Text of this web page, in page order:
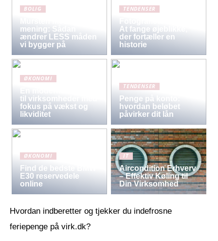
BOLIG
mening: Sådan
ændrer LESS måden
vi bygger på
TENDENSER
At fange øjeblikke,
der fortæller en
historie
ØKONOMI
til virksomheder med
fokus på vækst og
likviditet
TENDENSER
Penge på konto:
hvordan beløbet
påvirker dit lån
ØKONOMI
Find de bedste BMW
E30 reservedele
online
IT
Aircondition Erhverv
– Effektiv Køling til
Din Virksomhed
Hvordan indberetter og tjekker du indefrosne
feriepenge på virk.dk?